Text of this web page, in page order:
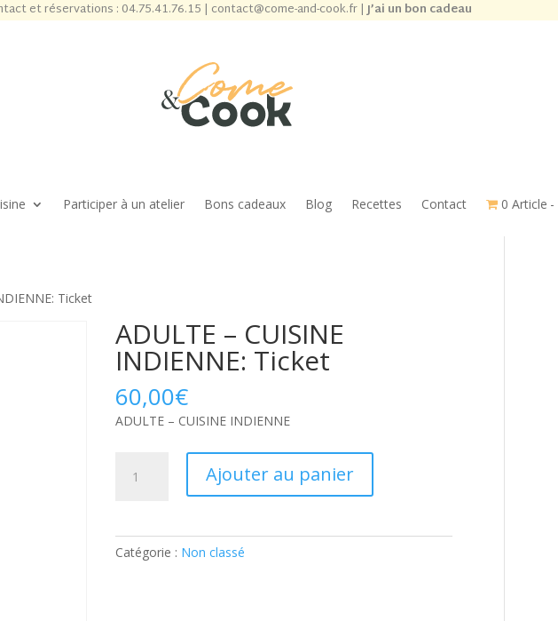
et réservations : 04.75.41.76.15 | contact@come-and-cook.fr|J’ai un bon cadeau
Participer à un atelier Bons cadeaux Blog Recettes Contact 0 Article
Ticket
ADULTE – CUISINE
INDIENNE: Ticket
60,00€
ADULTE – CUISINE INDIENNE
INDIENNE:
Ajouter au panier
Catégorie : Non classé